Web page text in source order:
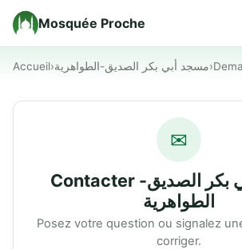
Mosquée Proche
Accueil›مسجد أبي بكر الصديق-الطواهرية›
✉
Contacter مسجد أبي بكر الصديق-
الطواهرية
Posez votre question ou signalez
corriger.